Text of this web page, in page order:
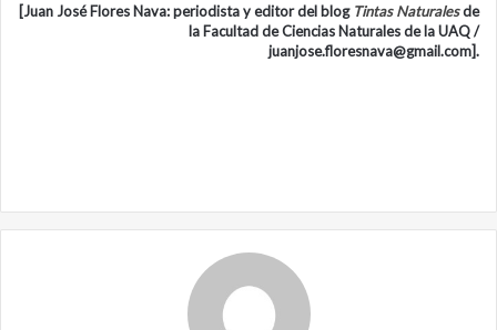
[Juan José Flores Nava: periodista y editor del blog Tintas Naturalesde
la Facultad de Ciencias Naturales de la UAQ /
juanjose.floresnava@gmail.com].